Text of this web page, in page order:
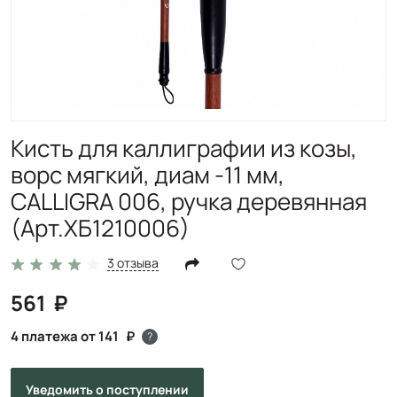
Кисть для каллиграфии из козы,
ворс мягкий, диам -11 мм,
CALLIGRA 006, ручка деревянная
(Арт.ХБ1210006)
3 отзыва
561
4 платежа от 141 ?
Уведомитьо поступлении